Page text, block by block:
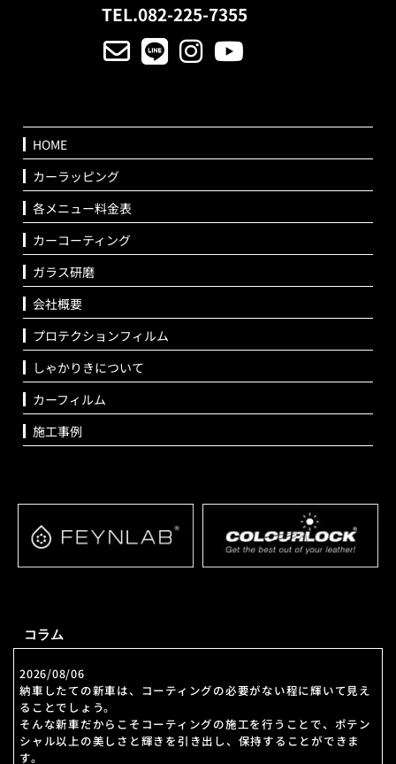
TEL.082-225-7355
HOME
カーラッピング
各メニュー料金表
カーコーティング
ガラス研磨
会社概要
プロテクションフィルム
しゃかりきについて
カーフィルム
施工事例
コラム
2026/08/06
納車したての新車は、コーティングの必要がない程に輝いて見え
ることでしょう。
そんな新車だからこそコーティングの施工を行うことで、ポテン
シャル以上の美しさと輝きを引き出し、保持することができま
す。